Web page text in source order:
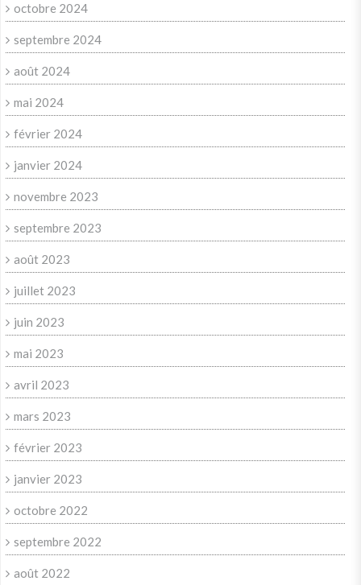
octobre 2024
septembre 2024
août 2024
mai 2024
février 2024
janvier 2024
novembre 2023
septembre 2023
août 2023
juillet 2023
juin 2023
mai 2023
avril 2023
mars 2023
février 2023
janvier 2023
octobre 2022
septembre 2022
août 2022